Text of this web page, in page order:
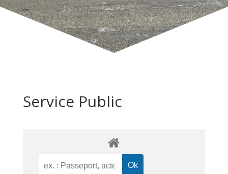
Service Public